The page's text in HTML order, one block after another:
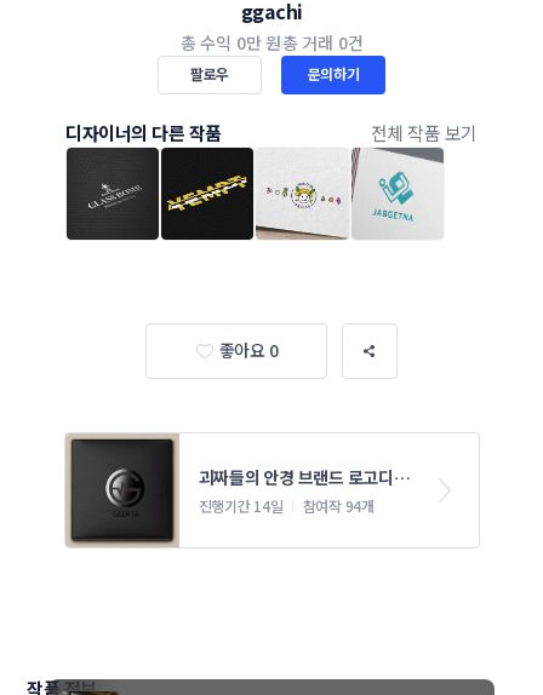
ggachi
총 수익 0만 원총 거래 0건
팔로우 문의하기
디자이너의 다른 작품 전체 작품 보기
좋아요 0
괴짜들의 안경 브랜드 로고디자
인 의뢰
진행기간 14일 참여작 94개
작품 정보